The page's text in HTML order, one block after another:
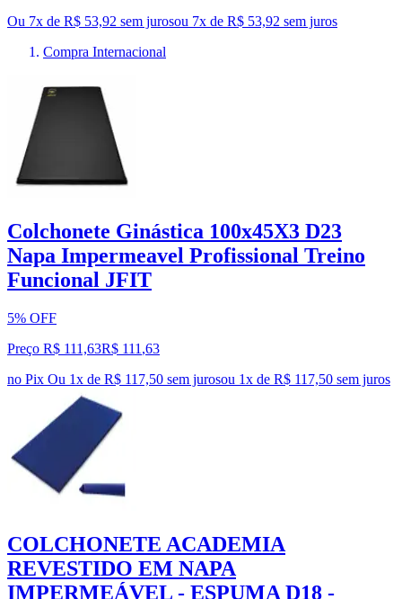
Ou 7x de R$ 53,92 sem jurosou 7x de R$ 53,92 sem juros
Compra Internacional
Colchonete Ginástica 100x45X3 D23
Napa Impermeavel Profissional Treino
Funcional JFIT
5% OFF
Preço R$ 111,63R$ 111 ,63
no Pix Ou 1x de R$ 117,50 sem jurosou 1x de R$ 117,50 sem juros
COLCHONETE ACADEMIA
REVESTIDO EM NAPA
IMPERMEÁVEL - ESPUMA D18 -